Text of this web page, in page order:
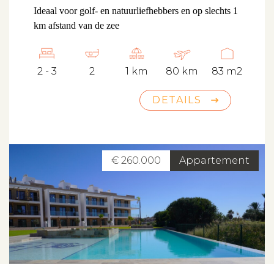
Ideaal voor golf- en natuurliefhebbers en op slechts 1
km afstand van de zee
2 - 3 2 1 km 80 km 83 m2
DETAILS
Appartement
€ 260.000